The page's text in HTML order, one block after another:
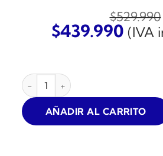
$529.990
El
era:
$529.990.
$439.990El
(IVA
COMPRESOR DE AIRE AIRONE
AÑADIR AL CARRITO